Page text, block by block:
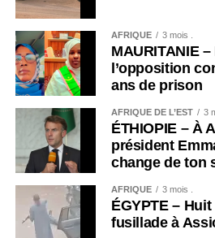
AFRIQUE 3 mois .
MAURITANIE
l’opposition
ans de prison
AFRIQUE DE L’EST 3
ÉTHIOPIE – À
président
change de ton
AFRIQUE 3 mois .
ÉGYPTE –
fusillade à